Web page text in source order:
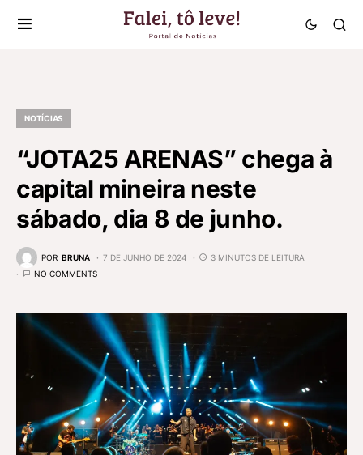
NOTÍCIAS
“JOTA25 ARENAS” chega à
capital mineira neste
sábado, dia 8 de junho.
POR BRUNA 7 DE JUNHO DE 2024
3 MINUTOS DE LEITURA
NO COMMENTS